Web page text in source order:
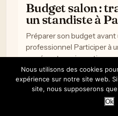
Budget salon :
un standiste à
Préparer son budget avant
professionnel Participer à
représente un
une entreprise. Entre la
OFF
Nous utilisons des cookies
expérience sur notre site web.
site, nous supposerons
Ok